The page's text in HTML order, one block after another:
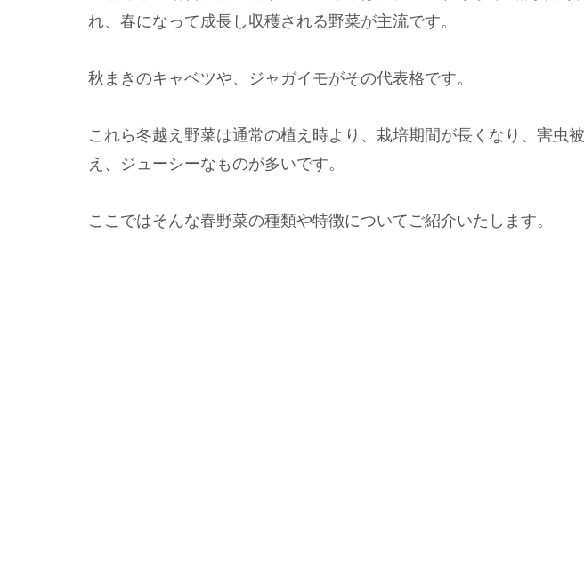
れ、春になって成長し収穫される野菜が主流です。
秋まきのキャベツや、ジャガイモがその代表格です。
これら冬越え野菜は通常の植え時より、栽培期間が長くなり、害虫
え、ジューシーなものが多いです。
ここではそんな春野菜の種類や特徴についてご紹介いたします。